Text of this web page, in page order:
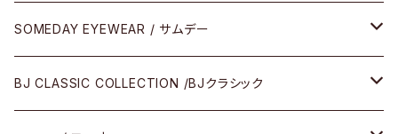
SOMEDAY EYEWEAR / サムデー
メガネ
BJ CLASSIC COLLECTION /BJクラシック